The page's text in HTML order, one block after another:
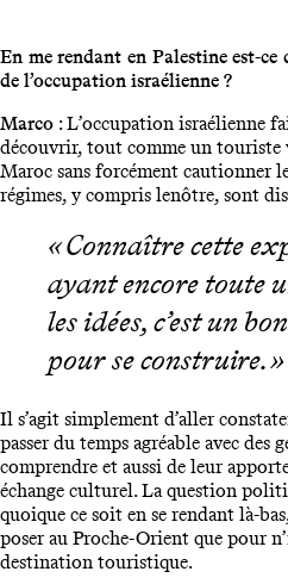
En me rendant en Palestine est-
de l’occupation israélienne ?
Marco : L’occupation israélienne
découvrir, tout comme un touriste
Maroc sans forcément cautionner
régimes, y compris lenôtre, sont
« Connaître cette
ayant encore toute
les idées, c’est un
pour se construire.
Il s’agit simplement d’aller
passer du temps agréable avec des
comprendre et aussi de leur
échange culturel. La question
quoique ce soit en se rendant là-
poser au Proche-Orient que pour
destination touristique.